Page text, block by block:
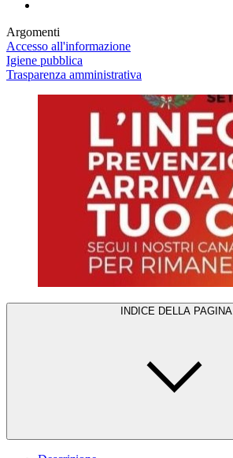
Argomenti
Accesso all'informazione
Igiene pubblica
Trasparenza amministrativa
INDICE DELLA PAGINA